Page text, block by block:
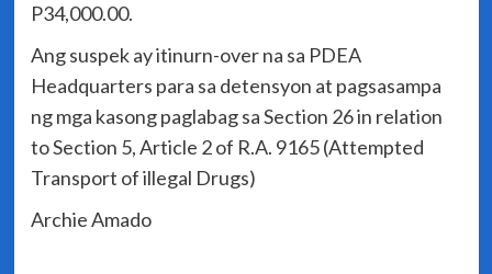
P34,000.00.
Ang suspek ay itinurn-over na sa PDEA
Headquarters para sa detensyon at pagsasampa
ng mga kasong paglabag sa Section 26 in relation
to Section 5, Article 2 of R.A. 9165 (Attempted
Transport of illegal Drugs)
Archie Amado